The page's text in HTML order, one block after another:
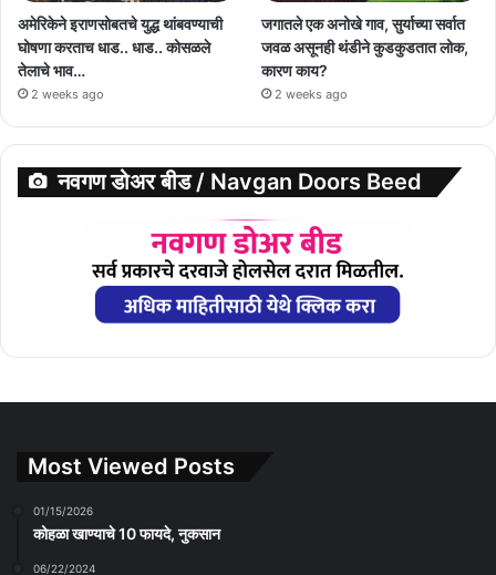
अमेरिकेने इराणसोबतचे युद्ध थांबवण्याची
घोषणा करताच धाड.. धाड.. कोसळले
तेलाचे भाव…
2 weeks ago
जगातले एक अनोखे गाव, सुर्याच्या सर्वात
जवळ असूनही थंडीने कुडकुडतात लोक,
कारण काय?
2 weeks ago
नवगण डोअर बीड / Navgan Doors Beed
Most Viewed Posts
01/15/2026
कोहळा खाण्याचे 10 फायदे, नुकसान
06/22/2024